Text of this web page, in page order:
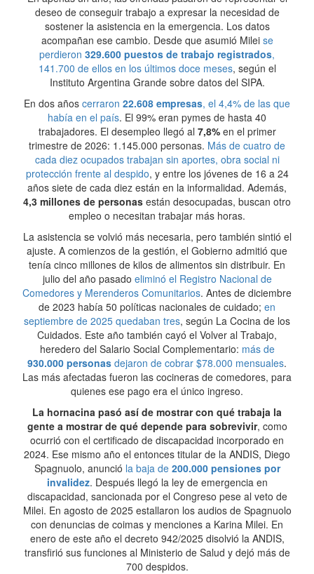
deseo de conseguir trabajo a expresar la necesidad de
sostener la asistencia en la emergencia. Los datos
acompañan ese cambio. Desde que asumió Milei se
perdieron 329.600 puestos de trabajo registrados,
141.700 de ellos en los últimos doce meses, según el
Instituto Argentina Grande sobre datos del SIPA.
En dos años cerraron 22.608 empresas, el 4,4% de las que
había en el país. El 99% eran pymes de hasta 40
trabajadores. El desempleo llegó al 7,8%en el primer
trimestre de 2026: 1.145.000 personas. Más de cuatro de
cada diez ocupados trabajan sin aportes, obra social ni
protección frente al despido, y entre los jóvenes de 16 a 24
años siete de cada diez están en la informalidad. Además,
4,3 millones de personas están desocupadas, buscan otro
empleo o necesitan trabajar más horas.
La asistencia se volvió más necesaria, pero también sintió el
ajuste. A comienzos de la gestión, el Gobierno admitió que
tenía cinco millones de kilos de alimentos sin distribuir. En
julio del año pasado eliminó el Registro Nacional de
Comedores y Merenderos Comunitarios. Antes de diciembre
de 2023 había 50 políticas nacionales de cuidado; en
septiembre de 2025 quedaban tres, según La Cocina de los
Cuidados. Este año también cayó el Volver al Trabajo,
heredero del Salario Social Complementario: más de
930.000 personas dejaron de cobrar $78.000 mensuales.
Las más afectadas fueron las cocineras de comedores, para
quienes ese pago era el único ingreso.
La hornacina pasó así de mostrar con qué trabaja la
gente a mostrar de qué depende para sobrevivir, como
ocurrió con el certificado de discapacidad incorporado en
2024. Ese mismo año el entonces titular de la ANDIS, Diego
Spagnuolo, anunció la baja de 200.000 pensiones por
invalidez. Después llegó la ley de emergencia en
discapacidad, sancionada por el Congreso pese al veto de
Milei. En agosto de 2025 estallaron los audios de Spagnuolo
con denuncias de coimas y menciones a Karina Milei. En
enero de este año el decreto 942/2025 disolvió la ANDIS,
transfirió sus funciones al Ministerio de Salud y dejó más de
700 despidos.